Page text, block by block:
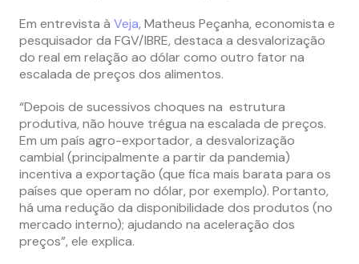
Em entrevista à Veja, Matheus Peçanha, economista e
pesquisador da FGV/IBRE, destaca a desvalorização
do real em relação ao dólar como outro fator na
escalada de preços dos alimentos.
“Depois de sucessivos choques na estrutura
produtiva, não houve trégua na escalada de preços.
Em um país agro-exportador, a desvalorização
cambial (principalmente a partir da pandemia)
incentiva a exportação (que fica mais barata para os
países que operam no dólar, por exemplo). Portanto,
há uma redução da disponibilidade dos produtos (no
mercado interno); ajudando na aceleração dos
preços”, ele explica.